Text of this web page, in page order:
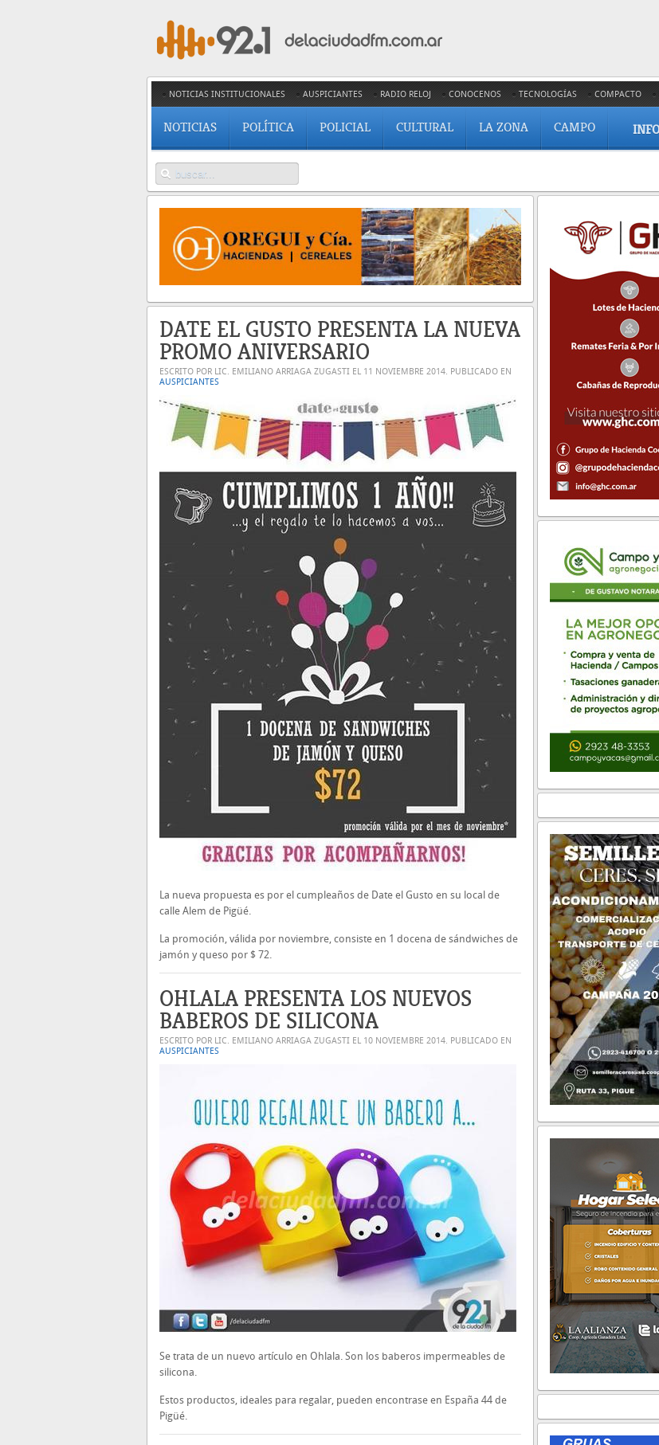
NOTICIAS INSTITUCIONALES AUSPICIANTES RADIO RELOJ CONOCENOS TECNOLOGÍAS COMPACTO
NOTICIAS POLÍTICA POLICIAL CULTURAL LA ZONA CAMPO INFO
DATE EL GUSTO PRESENTA LA NUEVA
PROMO ANIVERSARIO
ESCRITO POR LIC. EMILIANO ARRIAGA ZUGASTI EL 11 NOVIEMBRE 2014. PUBLICADO EN
AUSPICIANTES
La nueva propuesta es por el cumpleaños de Date el Gusto en su local de
calle Alem de Pigüé.
La promoción, válida por noviembre, consiste en 1 docena de sándwiches de
jamón y queso por $ 72.
OHLALA PRESENTA LOS NUEVOS
BABEROS DE SILICONA
ESCRITO POR LIC. EMILIANO ARRIAGA ZUGASTI EL 10 NOVIEMBRE 2014. PUBLICADO EN
AUSPICIANTES
Se trata de un nuevo artículo en Ohlala. Son los baberos impermeables de
silicona.
Estos productos, ideales para regalar, pueden encontrase en España 44 de
Pigüé.